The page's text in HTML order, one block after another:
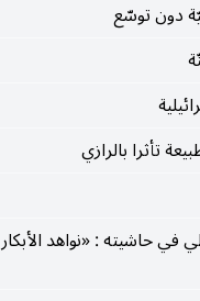
دون توسّع
تأثرا بالرازي
في حاشيته : «نواهد الأبكار